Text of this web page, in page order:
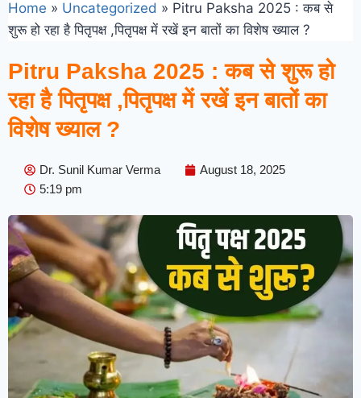
Home » Uncategorized » Pitru Paksha 2025 : कब से
शुरू हो रहा है पितृपक्ष ,पितृपक्ष में रखें इन बातों का विशेष ख्याल ?
Pitru Paksha 2025 : कब से शुरू हो
रहा है पितृपक्ष ,पितृपक्ष में रखें इन बातों का
विशेष ख्याल ?
Dr. Sunil Kumar Verma
August 18, 2025
5:19 pm